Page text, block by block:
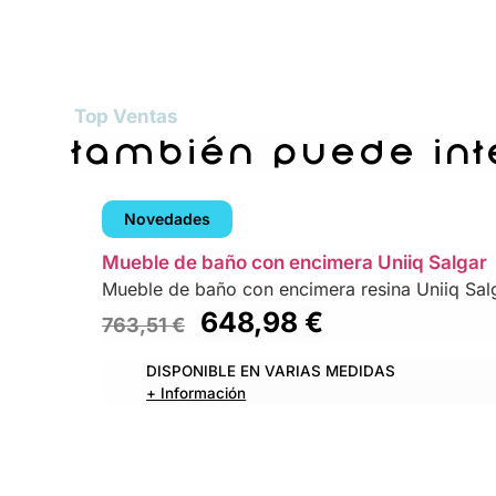
Top Ventas
también puede
Novedades
Mueble de baño con encimera Uniiq Salgar
Mueble de baño con encimera resina Uniiq
763,51€ 648,98€
DISPONIBLE EN VARIAS MEDIDAS
+ Información